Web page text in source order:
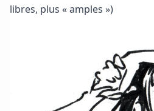
libres, plus « amples »)